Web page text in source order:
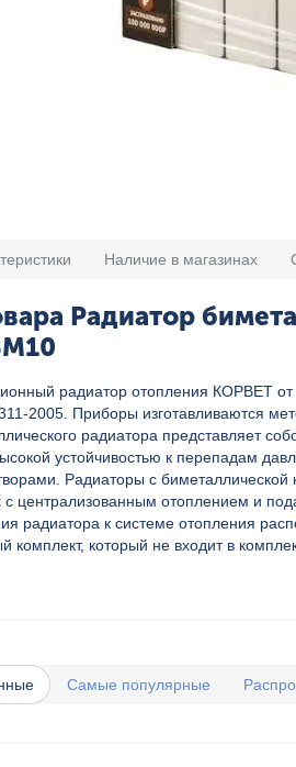
Наличие в магазинах
Радиатор
радиатор отопления КОРВЕТ от
2005. Приборы изготавливаются
радиатора представляет
устойчивостью к перепадам
Радиаторы с биметаллической
с централизованным отоплением и
радиатора к системе отопления
комплект, который не входит в
Самые популярные